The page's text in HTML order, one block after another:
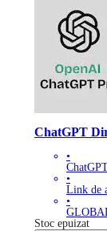
ChatGPT
•
•
Link de
•
Stoc epuizat